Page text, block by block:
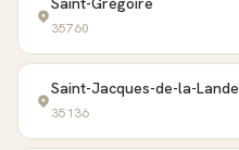
35760
Saint-Jacques-de-la-Lande
35136